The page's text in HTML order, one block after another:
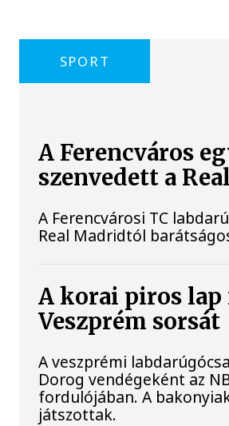
SPORT
A Ferencváros
szenvedett a
A Ferencvárosi TC
Real Madridtól
A korai piros lap
Veszprém sorsát
A veszprémi
Dorog vendégeként az
fordulójában. A
játszottak.